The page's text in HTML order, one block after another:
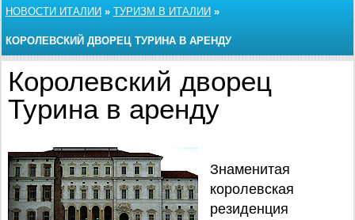
НОВОСТИ ИТАЛИИ » ТУРИЗМ В ИТАЛИИ »
КОРОЛЕВСКИЙ ДВОРЕЦ ТУРИНА В АРЕНДУ
Королевский дворец
Турина в аренду
Знаменитая
королевская
резиденция